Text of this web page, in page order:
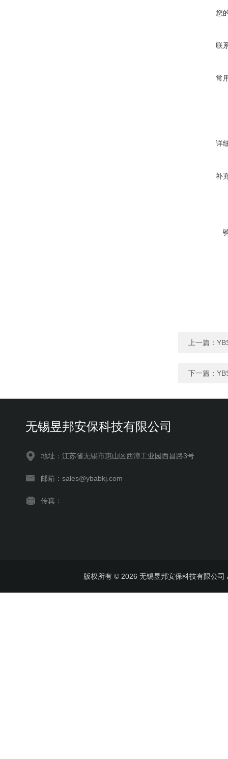
您
联
常
详
补
上一篇：
下一篇：
无锡昱邦安保科技有限公司
地址：江苏省无锡市惠山区西漳工业园西昌路3号
邮箱：sales@ybabkj.com
传真：
版权所有 © 2026 无锡昱邦安保科技有限